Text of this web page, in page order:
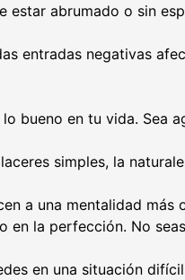
estar abrumado o sin
entradas negativas
bueno en tu vida. Sea
simples, la
a una mentalidad más
en la perfección. No
en una situación